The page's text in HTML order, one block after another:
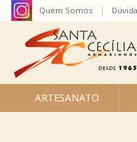
ARTESANATO
Quem Somos